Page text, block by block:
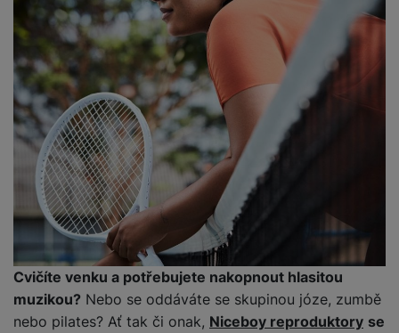
ž
i
d
e
H
e
r
ní
m
y
ši
H
e
i
z
R
á
m
e
č
k
y
p
r
o
F
r
a
y
P
w
e
r
b
a
n
k
y
p
r
o
d
v
D
H
C
M
ic
r
o
S
D
X
C
y
M
ul
ti
m
é
di
a
J
e
d
n
o
r
á
Cvičíte venku a potřebujete nakopnout hlasitou
muzikou? Nebo se oddáváte se skupinou józe, zumbě
nebo pilates? Ať tak či onak, Niceboy reproduktory se